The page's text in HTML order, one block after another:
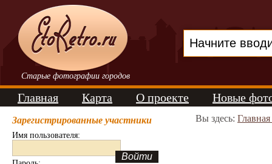
Старые фотографии городов
Главная Карта О проекте Новые
Зарегистрированные участники
Имя пользователя:
Вы здесь: